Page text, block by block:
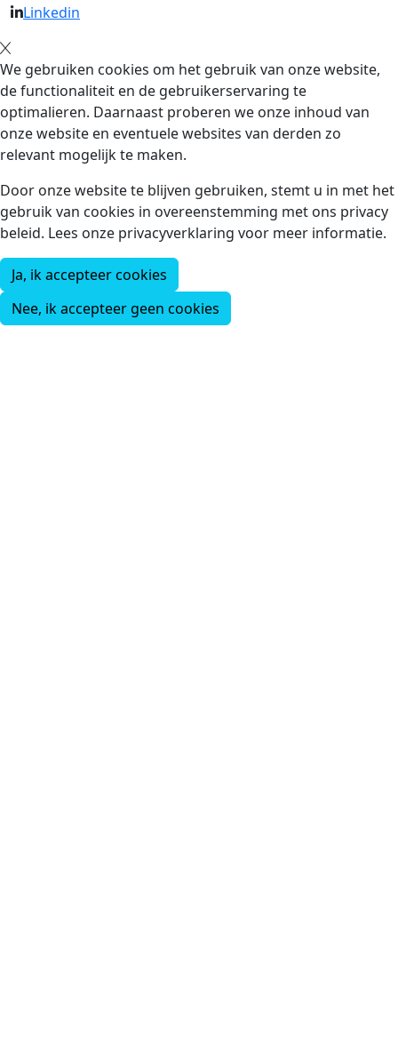
Linkedin
We gebruiken cookies om het gebruik van onze website,
de functionaliteit en de gebruikerservaring te
optimalieren. Daarnaast proberen we onze inhoud van
onze website en eventuele websites van derden zo
relevant mogelijk te maken.
Door onze website te blijven gebruiken, stemt u in met het
gebruik van cookies in overeenstemming met ons privacy
beleid. Lees onze privacyverklaring voor meer informatie.
Ja, ik accepteer cookies
Nee, ik accepteer geen cookies